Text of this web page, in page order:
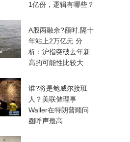
1亿份，逻辑有哪些？
A股两融余?额时.隔十
年站上2万亿元 分
析：沪指突破去年新
高的可能性比较大
谁?将是鲍威尔接班
人？美联储理事
Waller在特朗普顾问
圈呼声最高